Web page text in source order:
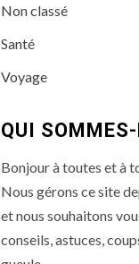
Non classé
Santé
Voyage
QUI
Bonjour à toutes et à
Nous gérons ce site
et nous souhaitons
conseils, astuces,